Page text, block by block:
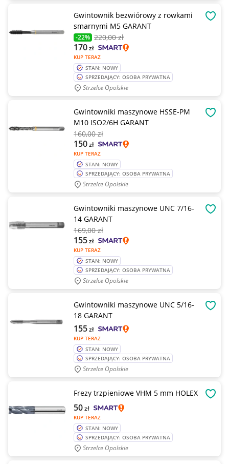
Gwintownik bezwiórowy z rowkami
smarnymi M5 GARANT
-22% 220,00 zł
KUP TERAZ
170zł
STAN: NOWY
SPRZEDAJĄCY: OSOBA PRYWATNA
Strzelce Opolskie
Gwintowniki maszynowe HSSE-PM
M10 ISO2/6H GARANT
160,00 zł
KUP TERAZ
150zł
STAN: NOWY
SPRZEDAJĄCY: OSOBA PRYWATNA
Strzelce Opolskie
Gwintowniki maszynowe UNC 7/16-
14 GARANT
169,00 zł
KUP TERAZ
155zł
STAN: NOWY
SPRZEDAJĄCY: OSOBA PRYWATNA
Strzelce Opolskie
Gwintowniki maszynowe UNC 5/16-
18 GARANT
KUP TERAZ
155zł
STAN: NOWY
SPRZEDAJĄCY: OSOBA PRYWATNA
Strzelce Opolskie
Frezy trzpieniowe VHM 5 mm HOLEX
KUP TERAZ
50zł
STAN: NOWY
SPRZEDAJĄCY: OSOBA PRYWATNA
Strzelce Opolskie